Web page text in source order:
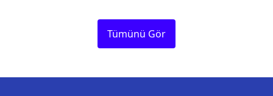
Tümünü Gör